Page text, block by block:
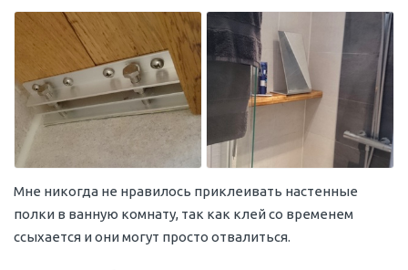
Мне никогда не нравилось приклеивать настенные
полки в ванную комнату, так как клей со временем
ссыхается и они могут просто отвалиться.